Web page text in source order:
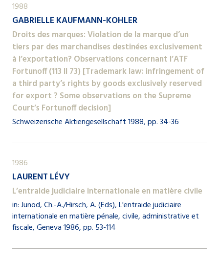
1988
GABRIELLE KAUFMANN-KOHLER
Droits des marques: Violation de la marque d’un
tiers par des marchandises destinées exclusivement
à l’exportation? Observations concernant l’ATF
Fortunoff (113 II 73) [Trademark law: infringement of
a third party’s rights by goods exclusively reserved
for export ? Some observations on the Supreme
Court’s Fortunoff decision]
Schweizerische Aktiengesellschaft 1988, pp. 34-36
1986
LAURENT LÉVY
L’entraide judiciaire internationale en matière civile
in: Junod, Ch.-A./Hirsch, A. (Eds), L'entraide judiciaire
internationale en matière pénale, civile, administrative et
fiscale, Geneva 1986, pp. 53-114